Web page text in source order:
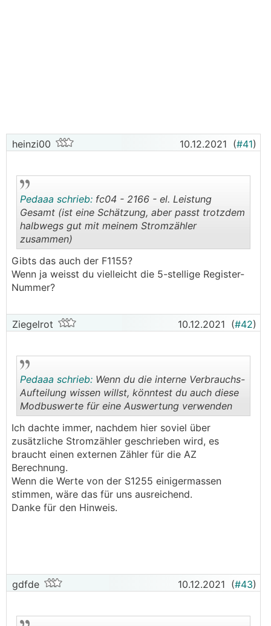
heinzi00 10.12.2021 (#41)
..
Pedaaa schrieb: fc04 - 2166 - el. Leistung
Gesamt (ist eine Schätzung, aber passt trotzdem
halbwegs gut mit meinem Stromzähler
zusammen)
Gibts das auch der F1155?
Wenn ja weisst du vielleicht die 5-stellige Register-
Nummer?
Ziegelrot 10.12.2021 (#42)
..
Pedaaa schrieb: Wenn du die interne Verbrauchs-
Aufteilung wissen willst, könntest du auch diese
Modbuswerte für eine Auswertung verwenden
Ich dachte immer, nachdem hier soviel über
zusätzliche Stromzähler geschrieben wird, es
braucht einen externen Zähler für die AZ
Berechnung.
Wenn die Werte von der S1255 einigermassen
stimmen, wäre das für uns ausreichend.
Danke für den Hinweis.
gdfde 10.12.2021 (#43)